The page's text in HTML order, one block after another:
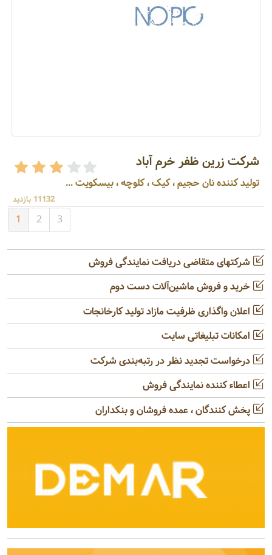
شرکت زرین ظفر خرم آباد
تولید کننده نان حجیم ، کیک ، کلوچه ، بیسکویت ...
11132 بازدید
1 2 3
شرکتهای متقاضی دریافت نمایندگی فروش
خرید و فروش ماشین‌آلات دست دوم
اعلان واگذاری ظرفیت مازاد تولید کارخانجات
امکانات تبلیغاتی سایت
درخواست تجدید نظر در رتبه‌بندی شرکت
اعطاء کننده نمایندگی فروش
پخش کنندگان ، عمده فروشان و بنکداران